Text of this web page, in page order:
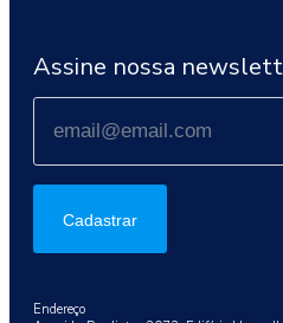
Assine nossa
Cadastrar
Endereço